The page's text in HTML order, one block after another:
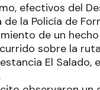
efectivos del
de la Policía de
de un
sobre la
El Salado,